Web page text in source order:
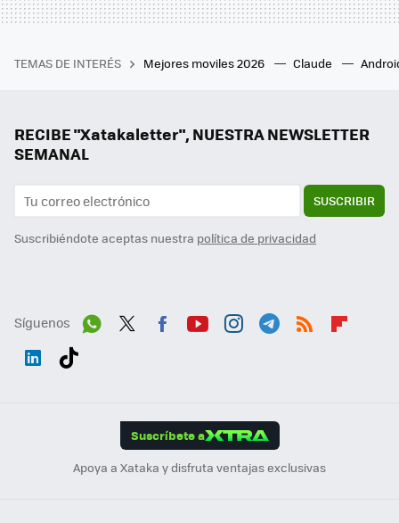
TEMAS DE INTERÉS Mejores moviles 2026 Claude
RECIBE "Xatakaletter", NUESTRA NEWSLETTER
SEMANAL
SUSCRIBIR
Suscribiéndote aceptas nuestra política de privacidad
Síguenos
Suscríbete a
Apoya a Xataka y disfruta ventajas exclusivas